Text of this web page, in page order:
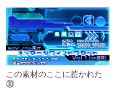
この素材のここに惹かれた
㉚